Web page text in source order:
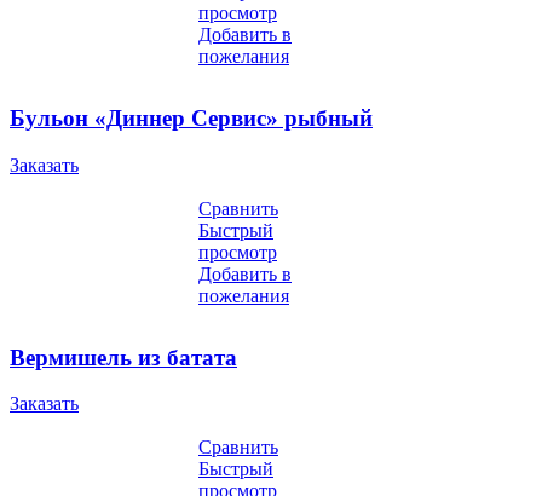
просмотр
Добавить в
пожелания
Бульон «Диннер Сервис» рыбный
Заказать
Сравнить
Быстрый
просмотр
Добавить в
пожелания
Вермишель из батата
Заказать
Сравнить
Быстрый
просмотр